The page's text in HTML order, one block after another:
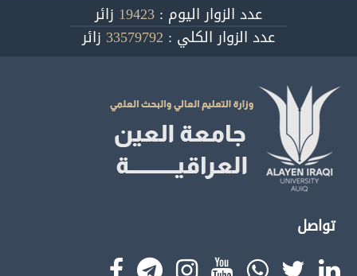
عدد الزوار اليوم : 19423 زائر
عدد الزوار الكلي : 33579792 زائر
تواصل